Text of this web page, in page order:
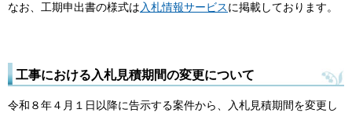
なお、工期申出書の様式は 入札情報サービスに掲載しております。
工事における入札見積期間の変更について
令和８年４月１日以降に告示する案件から、入札見積期間を変更し